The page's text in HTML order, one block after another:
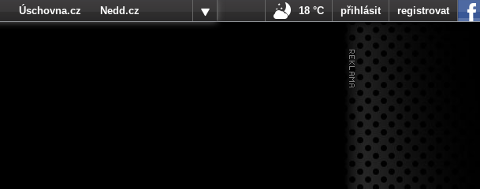
Úschovna.cz
Nedd.cz
18 °C přihlásit registrovat